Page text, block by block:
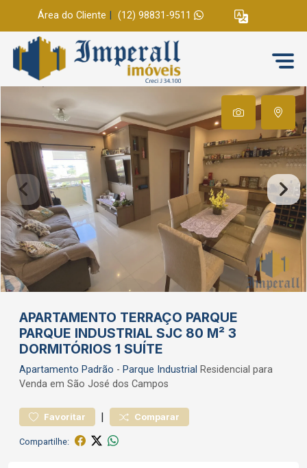
Área do Cliente (12) 98831-9511
APARTAMENTO TERRAÇO PARQUE
PARQUE INDUSTRIAL SJC 80 M² 3
DORMITÓRIOS 1 SUÍTE
Apartamento Padrão - Parque Industrial Residencial para
Venda em São José dos Campos
Favoritar | Comparar
Compartilhe: